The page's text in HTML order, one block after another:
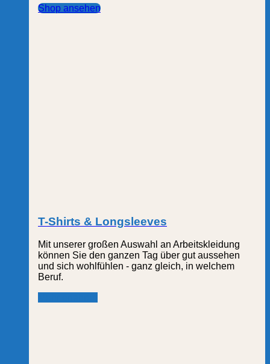
Shop ansehen
T-Shirts & Longsleeves
Mit unserer großen Auswahl an Arbeitskleidung
können Sie den ganzen Tag über gut aussehen
und sich wohlfühlen - ganz gleich, in welchem
Beruf.